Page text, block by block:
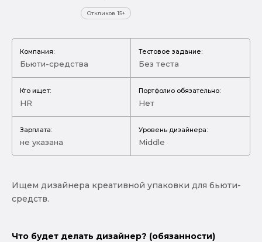
Откликов 15+
Компания:
Бьюти-средства
Тестовое задание:
Без теста
Кто ищет:
HR
Портфолио обязательно:
Нет
Зарплата:
не указана
Уровень дизайнера:
Middle
Ищем дизайнера креативной упаковки для бьюти-
средств.
Что будет делать дизайнер? (обязанности)